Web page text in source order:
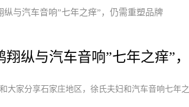
纵与汽车音响”七年之痒”，仍需重塑品牌
翔纵与汽车音响”七年之痒”
大家分享石家庄地区，徐氏夫妇和汽车音响七年之